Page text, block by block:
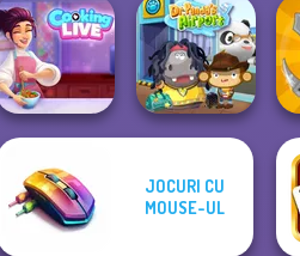
Cooking Live: Be
a Chef&Cook
Dr. Panda Airport
JOCURI CU
MOUSE-UL